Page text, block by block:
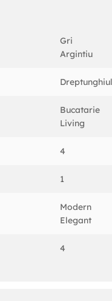
Gri
Argintiu
Bucatarie
Living
4
1
Modern
Elegant
4